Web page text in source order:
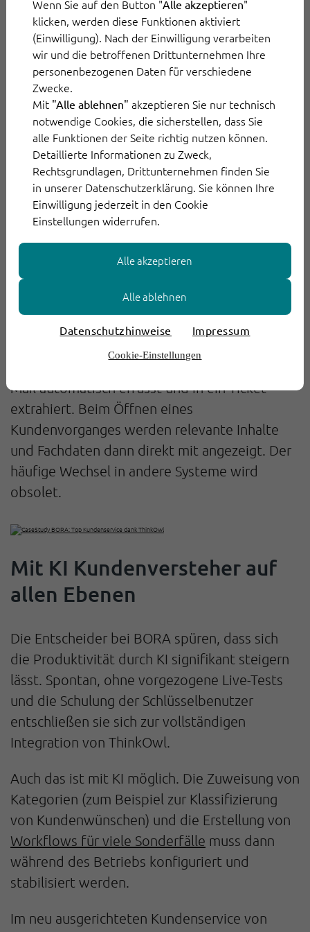
Wenn Sie auf den Button "Alle akzeptieren"
klicken, werden diese Funktionen aktiviert
(Einwilligung). Nach der Einwilligung verarbeiten
wir und die betroffenen Drittunternehmen Ihre
personenbezogenen Daten für verschiedene
Zwecke.
Mit "Alle ablehnen" akzeptieren Sie nur technisch
notwendige Cookies, die sicherstellen, dass Sie
alle Funktionen der Seite richtig nutzen können.
Detaillierte Informationen zu Zweck,
Rechtsgrundlagen, Drittunternehmen finden Sie
in unserer Datenschutzerklärung. Sie können Ihre
Einwilligung jederzeit in den Cookie
Einstellungen widerrufen.
Datenschutzhinweise Impressum
Cookie-Einstellungen
Alle ablehnen
Alle akzeptieren
Auf Empfehlung testete BORA ThinkOwl. Die
Ergebnisse:
Mit der intelligenten Software-Anwendung
arbeiten alle Mitarbeiter imKundenserviceauf
einer gemeinsamen Oberfläche an den
Kundenvorgängen und -daten
, egal ob
Anfragen per E-Mail, Chat oder via Messenger
eingehen.
Sie erleben, wieMitteilungen automatisiert
verteiltund entsprechend der Zuständigkeit
und der Kapazität der Mitarbeiterinnen und
Mitarbeiter geroutet werden.
Sie erfahren, wie die manuelle
Mail automatisch erfasst und in ein Ticket
extrahiert. Beim Öffnen eines
Kundenvorganges werden relevante Inhalte
und Fachdaten dann direkt mit angezeigt. Der
häufige Wechsel in andere Systeme wird
obsolet.
Mit KI Kundenversteher auf
allen Ebenen
Die Entscheider bei BORA spüren, dass sich
die Produktivität durch KI signifikant steigern
lässt. Spontan, ohne vorgezogene Live-Tests
und die Schulung der Schlüsselbenutzer
entschließen sie sich zur vollständigen
Integration von ThinkOwl.
Auch das ist mit KI möglich. Die Zuweisung von
Kategorien (zum Beispiel zur Klassifizierung
von Kundenwünschen) und die Erstellung von
Workflows für viele Sonderfälle muss dann
während des Betriebs konfiguriert und
stabilisiert werden.
Im neu ausgerichteten Kundenservice von